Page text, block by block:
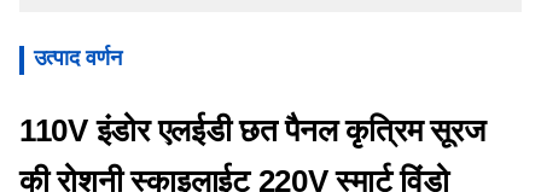
उत्पाद वर्णन
110V इंडोर एलईडी छत पैनल कृत्रिम सूरज
की रोशनी स्काइलाईट 220V स्मार्ट विंडो